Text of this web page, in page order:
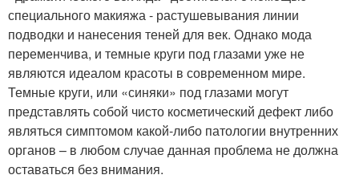
специального макияжа - растушевывания линии
подводки и нанесения теней для век. Однако мода
переменчива, и темные круги под глазами уже не
являются идеалом красоты в современном мире.
Темные круги, или «синяки» под глазами могут
представлять собой чисто косметический дефект либо
являться симптомом какой-либо патологии внутренних
органов – в любом случае данная проблема не должна
оставаться без внимания.